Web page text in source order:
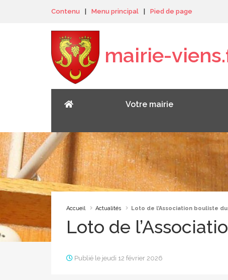
Contenu Menu principal Pied de page
mairie-
Votre mairie
Accueil Actualités Loto de l’Association bouliste
Loto de
Publié le jeudi 12 février 2026